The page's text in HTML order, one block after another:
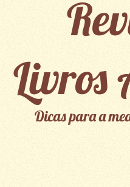
Livros
Dicas para a